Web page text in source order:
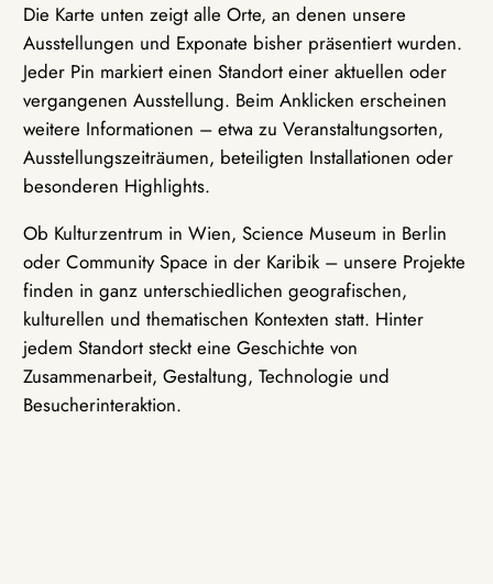
Die Karte unten zeigt alle Orte, an denen unsere
Ausstellungen und Exponate bisher präsentiert wurden.
Jeder Pin markiert einen Standort einer aktuellen oder
vergangenen Ausstellung. Beim Anklicken erscheinen
weitere Informationen – etwa zu Veranstaltungsorten,
Ausstellungszeiträumen, beteiligten Installationen oder
besonderen Highlights.
Ob Kulturzentrum in Wien, Science Museum in Berlin
oder Community Space in der Karibik – unsere Projekte
finden in ganz unterschiedlichen geografischen,
kulturellen und thematischen Kontexten statt. Hinter
jedem Standort steckt eine Geschichte von
Zusammenarbeit, Gestaltung, Technologie und
Besucherinteraktion.